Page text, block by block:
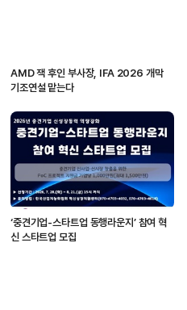
AMD 잭 후인 부사장, IFA 2026 개막
기조연설 맡는다
‘중견기업-스타트업 동행라운지’ 참여 혁
신 스타트업 모집